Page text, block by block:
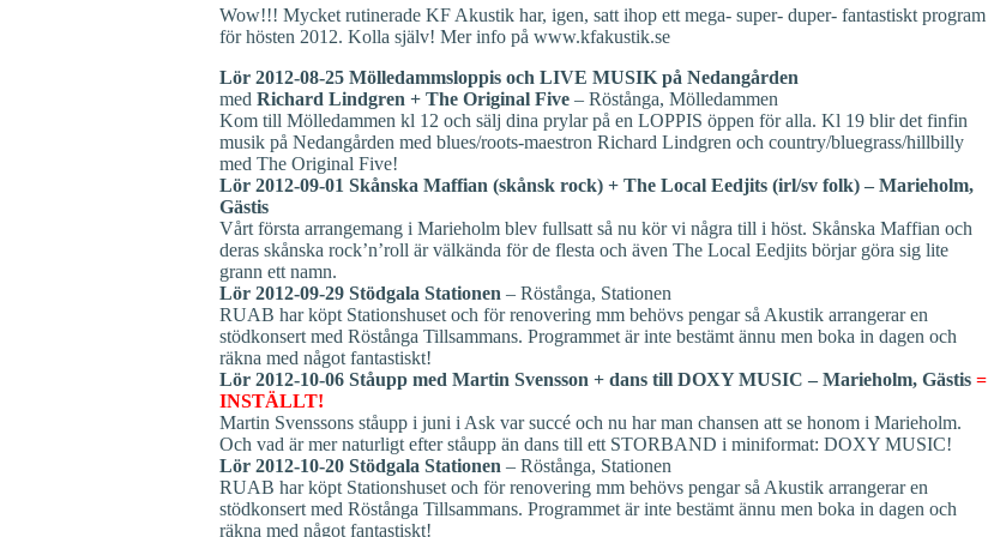
Wow!!! Mycket rutinerade KF Akustik har, igen, satt ihop ett mega- super- duper- fantastiskt program
för hösten 2012. Kolla själv! Mer info på www.kfakustik.se
Lör 2012‐08‐25 Mölledammsloppis och LIVE MUSIK på Nedangården
med Richard Lindgren + The Original Five – Röstånga, Mölledammen
Kom till Mölledammen kl 12 och sälj dina prylar på en LOPPIS öppen för alla. Kl 19 blir det finfin
musik på Nedangården med blues/roots‐maestron Richard Lindgren och country/bluegrass/hillbilly
med The Original Five!
Lör 2012‐09‐01 Skånska Maffian (skånsk rock) + The Local Eedjits (irl/sv folk) – Marieholm,
Gästis
Vårt första arrangemang i Marieholm blev fullsatt så nu kör vi några till i höst. Skånska Maffian och
deras skånska rock’n’roll är välkända för de flesta och även The Local Eedjits börjar göra sig lite
grann ett namn.
Lör 2012‐09‐29 Stödgala Stationen – Röstånga, Stationen
RUAB har köpt Stationshuset och för renovering mm behövs pengar så Akustik arrangerar en
stödkonsert med Röstånga Tillsammans. Programmet är inte bestämt ännu men boka in dagen och
räkna med något fantastiskt!
Lör 2012‐10‐06 Ståupp med Martin Svensson + dans till DOXY MUSIC – Marieholm, Gästis =
INSTÄLLT!
Martin Svenssons ståupp i juni i Ask var succé och nu har man chansen att se honom i Marieholm.
Och vad är mer naturligt efter ståupp än dans till ett STORBAND i miniformat: DOXY MUSIC!
Lör 2012‐10-20 Stödgala Stationen – Röstånga, Stationen
RUAB har köpt Stationshuset och för renovering mm behövs pengar så Akustik arrangerar en
stödkonsert med Röstånga Tillsammans. Programmet är inte bestämt ännu men boka in dagen och
räkna med något fantastiskt!